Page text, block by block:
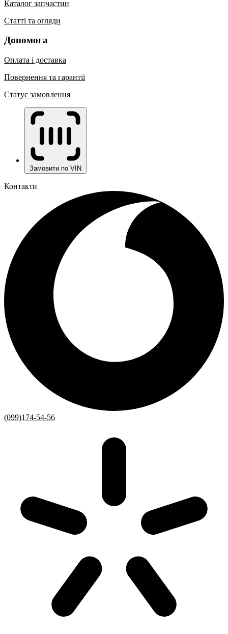
Каталог запчастин
Статті та огляди
Допомога
Оплата і доставка
Повернення та гарантії
Статус замовлення
Замовити по VIN
Контакти
(099)174-54-56